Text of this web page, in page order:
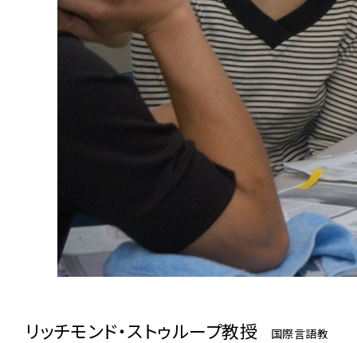
リッチモンド・ストゥループ教授 国際言語教